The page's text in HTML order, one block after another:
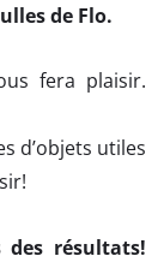
de Flo.
fera plaisir.
d’objets utiles
résultats!